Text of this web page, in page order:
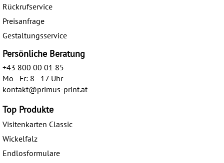
Rückrufservice
Preisanfrage
Gestaltungsservice
Persönliche Beratung
+43 800 00 01 85
Mo - Fr: 8 - 17 Uhr
kontakt@primus-print.at
Top Produkte
Visitenkarten Classic
Wickelfalz
Endlosformulare